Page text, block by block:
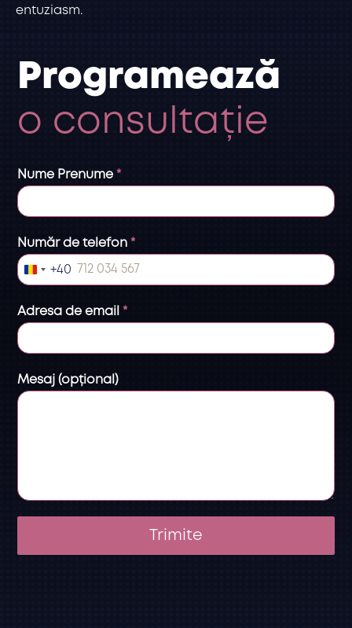
entuziasm.
Programează
o consultație
Nume Prenume *
Număr de telefon *
R
m
i
+40
Adresa de email *
Mesaj (opțional)
Trimite